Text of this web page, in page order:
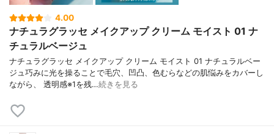
4.00
ナチュラグラッセ メイクアップ クリーム モイスト 01 ナ
チュラルベージュ
ナチュラグラッセ メイクアップ クリーム モイスト 01 ナチュラルベー
ジュ巧みに光を操ることで毛穴、凹凸、色むらなどの肌悩みをカバーし
ながら、 透明感※1を残…続きを見る